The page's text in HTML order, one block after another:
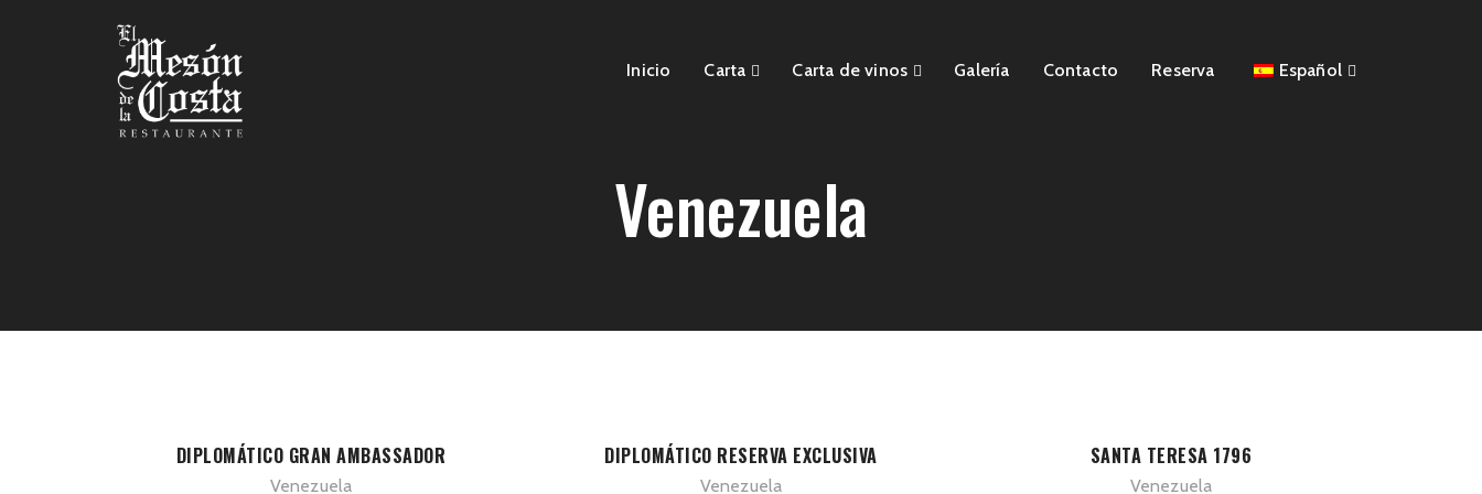
Inicio Carta Carta de vinos Galería Contacto Reserva Español
Venezuela
DIPLOMÁTICO GRAN AMBASSADOR
Venezuela
DIPLOMÁTICO RESERVA EXCLUSIVA
Venezuela
SANTA TERESA 1796
Venezuela